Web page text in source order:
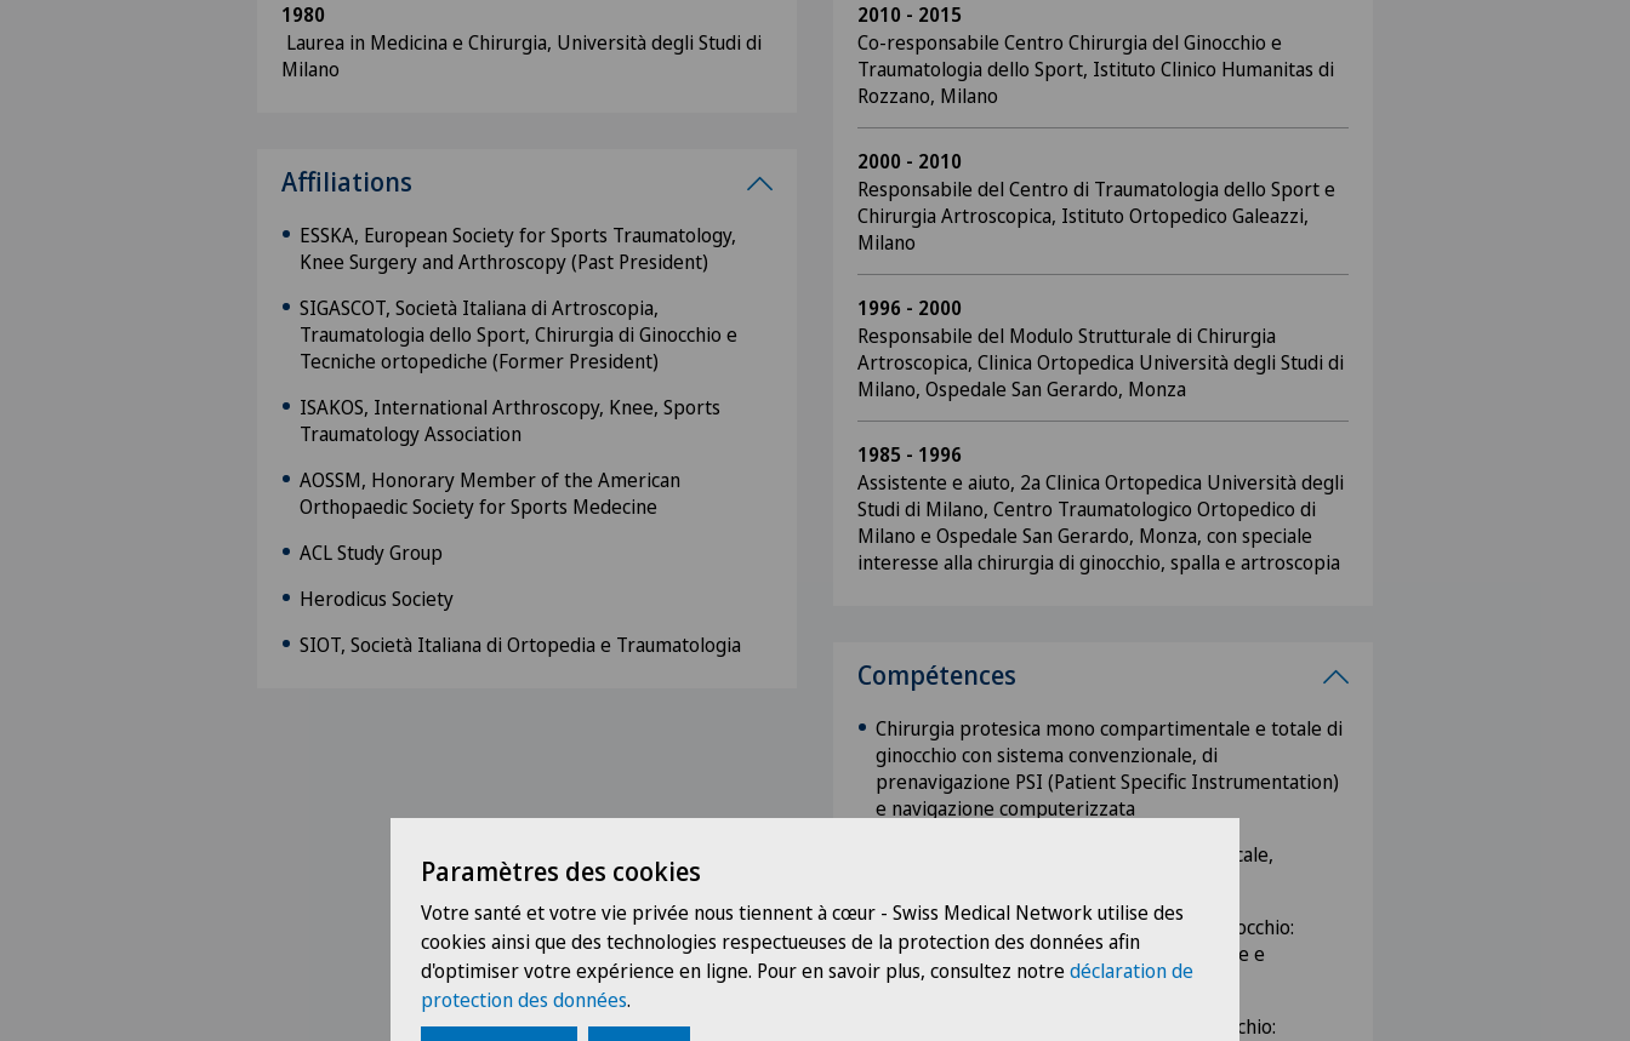
1980
Laurea in Medicina e Chirurgia, Università degli Studi di
Milano
Affiliations
ESSKA, European Society for Sports Traumatology,
Knee Surgery and Arthroscopy (Past President)
SIGASCOT, Società Italiana di Artroscopia,
Traumatologia dello Sport, Chirurgia di Ginocchio e
Tecniche ortopediche (Former President)
ISAKOS, International Arthroscopy, Knee, Sports
Traumatology Association
AOSSM, Honorary Member of the American
Orthopaedic Society for Sports Medecine
ACL Study Group
Herodicus Society
SIOT, Società Italiana di Ortopedia e Traumatologia
2010 - 2015
Co-responsabile Centro Chirurgia del Ginocchio e
Traumatologia dello Sport, Istituto Clinico Humanitas di
Rozzano, Milano
2000 - 2010
Responsabile del Centro di Traumatologia dello Sport e
Chirurgia Artroscopica, Istituto Ortopedico Galeazzi,
Milano
1996 - 2000
Responsabile del Modulo Strutturale di Chirurgia
Artroscopica, Clinica Ortopedica Università degli Studi di
Milano, Ospedale San Gerardo, Monza
1985 - 1996
Assistente e aiuto, 2a Clinica Ortopedica Università degli
Studi di Milano, Centro Traumatologico Ortopedico di
Milano e Ospedale San Gerardo, Monza, con speciale
interesse alla chirurgia di ginocchio, spalla e artroscopia
Compétences
Chirurgia protesica mono compartimentale e totale di
ginocchio con sistema convenzionale, di
prenavigazione PSI (Patient Specific Instrumentation)
e navigazione computerizzata
Chirurgia artroscopica di ginocchio: meniscale,
Chirurgia artroscopica legamentosa di ginocchio:
ricostruzione legamento crociato anteriore e
posteriore
Chirurgia conservativa dell’artrosi di ginocchio:
Paramètres des cookies
Votre santé et votre vie privée nous tiennent à cœur - Swiss Medical Network utilise des
cookies ainsi que des technologies respectueuses de la protection des données afin
d'optimiser votre expérience en ligne. Pour en savoir plus, consultez notredéclaration de
protection des données.